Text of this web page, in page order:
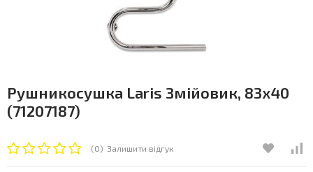
Рушникосушка Laris Змійовик, 83x40
(71207187)
(0) Залишити відгук